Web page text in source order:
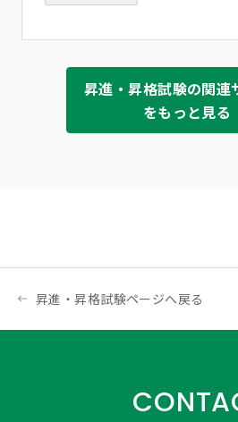
昇進・昇格試験の関連
をもっと見る
昇進・昇格試験ページへ戻る